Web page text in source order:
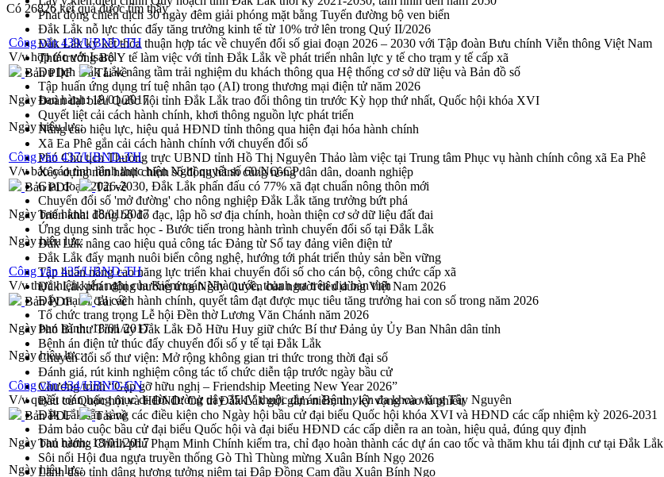
Phát động chiến dịch 30 ngày đêm giải phóng mặt bằng Tuyến đường bộ ven biển
Đắk Lắk nỗ lực thúc đẩy tăng trưởng kinh tế từ 10% trở lên trong Quý II/2026
Đắk Lắk ký kết thỏa thuận hợp tác về chuyển đổi số giai đoạn 2026 – 2030 với Tập đoàn Bưu chính Viễn thông Việt Nam
Thứ trưởng Bộ Y tế làm việc với tỉnh Đắk Lắk về phát triển nhân lực y tế cho trạm y tế cấp xã
Du lịch Đắk Lắk nâng tầm trải nghiệm du khách thông qua Hệ thống cơ sở dữ liệu và Bản đồ số
Tập huấn ứng dụng trí tuệ nhân tạo (AI) trong thương mại điện tử năm 2026
Đoàn đại biểu Quốc hội tỉnh Đắk Lắk trao đổi thông tin trước Kỳ họp thứ nhất, Quốc hội khóa XVI
Quyết liệt cải cách hành chính, khơi thông nguồn lực phát triển
Nâng cao hiệu lực, hiệu quả HĐND tỉnh thông qua hiện đại hóa hành chính
Xã Ea Phê gắn cải cách hành chính với chuyển đổi số
Phó Chủ tịch Thường trực UBND tỉnh Hồ Thị Nguyên Thảo làm việc tại Trung tâm Phục vụ hành chính công xã Ea Phê
Xây dựng nền hành chính số đồng hành cùng nông dân dân, doanh nghiệp
Giai đoạn 2026-2030, Đắk Lắk phấn đấu có 77% xã đạt chuẩn nông thôn mới
Chuyển đổi số 'mở đường' cho nông nghiệp Đắk Lắk tăng trưởng bứt phá
Triển khai đồng bộ đo đạc, lập hồ sơ địa chính, hoàn thiện cơ sở dữ liệu đất đai
Ứng dụng sinh trắc học - Bước tiến trong hành trình chuyển đổi số tại Đắk Lắk
Đắk Lắk nâng cao hiệu quả công tác Đảng từ Sổ tay đảng viên điện tử
Đắk Lắk đẩy mạnh nuôi biển công nghệ, hướng tới phát triển thủy sản bền vững
Tập huấn nâng cao năng lực triển khai chuyển đổi số cho cán bộ, công chức cấp xã
Đắk Lắk phát động hưởng ứng Ngày Quyền của người tiêu dùng Việt Nam 2026
Đẩy mạnh cải cách hành chính, quyết tâm đạt được mục tiêu tăng trưởng hai con số trong năm 2026
Tổ chức trang trọng Lễ hội Đền thờ Lương Văn Chánh năm 2026
Phó Bí thư Tỉnh ủy Đắk Lắk Đỗ Hữu Huy giữ chức Bí thư Đảng ủy Ủy Ban Nhân dân tỉnh
Bệnh án điện tử thúc đẩy chuyển đổi số y tế tại Đắk Lắk
Chuyển đổi số thư viện: Mở rộng không gian tri thức trong thời đại số
Đánh giá, rút kinh nghiệm công tác tổ chức diễn tập trước ngày bầu cử
Chương trình “Gặp gỡ hữu nghị – Friendship Meeting New Year 2026”
Bầu cử Quốc hội và HĐND: Cử tri Đắk Lắk gửi gắm niềm tin, kỳ vọng vào lá phiếu
Đắk Lắk sẵn sàng các điều kiện cho Ngày hội bầu cử đại biểu Quốc hội khóa XVI và HĐND các cấp nhiệm kỳ 2026-2031
Đảm bảo cuộc bầu cử đại biểu Quốc hội và đại biểu HĐND các cấp diễn ra an toàn, hiệu quả, đúng quy định
Thủ tướng Chính phủ Phạm Minh Chính kiểm tra, chỉ đạo hoàn thành các dự án cao tốc và thăm khu tái định cư tại Đắk Lắk
Sôi nổi Hội đua ngựa truyền thống Gò Thì Thùng mừng Xuân Bính Ngọ 2026
Lãnh đạo tỉnh dâng hương tưởng niệm tại Đập Đồng Cam đầu Xuân Bính Ngọ
Có 26826kết quả được tìm thấy
Công văn 439/UBND-TH
V/v hợp tác với Isarel
Bản PDF
Tải về
Ngày ban hành:18/01/2017
Ngày hiệu lực:
Công văn 437/UBND-TH
V/v báo cáo tình hình thực hiện Nghị quyết số 60/NQ-CP
Bản PDF
Tải về
Ngày ban hành: 18/01/2017
Ngày hiệu lực:
Công văn 435/UBND-TH
V/v thực hiện kiến nghị của Kiểm toán Nhà nước, thanh tra trên địa bàn tỉnh
Bản PDF
Tải về
Ngày ban hành:18/01/2017
Ngày hiệu lực:
Công văn 434/UBND-CN
V/v quyết toán hạng mục di dời đường dây 35kV thuộc dự án Bệnh viện đa khoa vùng Tây Nguyên
Bản PDF
Tải về
Ngày ban hành:18/01/2017
Ngày hiệu lực: